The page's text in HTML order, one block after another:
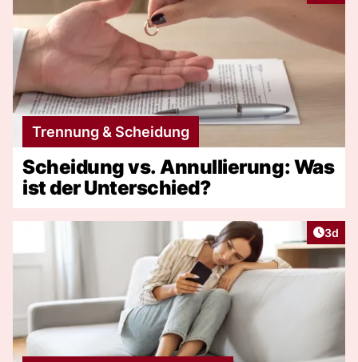
Trennung & Scheidung
Scheidung vs. Annullierung: Was
ist der Unterschied?
3d